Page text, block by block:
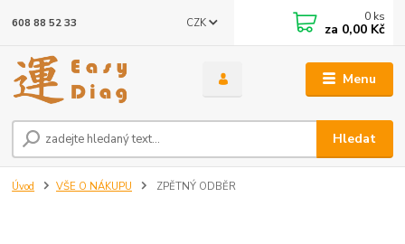
Menu
CZK
Hledat
608 88 52 33 0 ks
za 0,00 Kč
Úvod VŠE O NÁKUPU ZPĚTNÝ ODBĚR